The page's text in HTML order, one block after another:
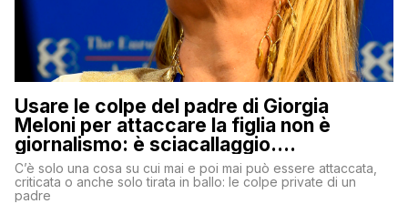
Usare le colpe del padre di Giorgia
Meloni per attaccare la figlia non è
giornalismo: è sciacallaggio.
Dimostriamo di essere diversi
C’è solo una cosa su cui mai e poi mai può essere attaccata,
criticata o anche solo tirata in ballo: le colpe private di un
padre